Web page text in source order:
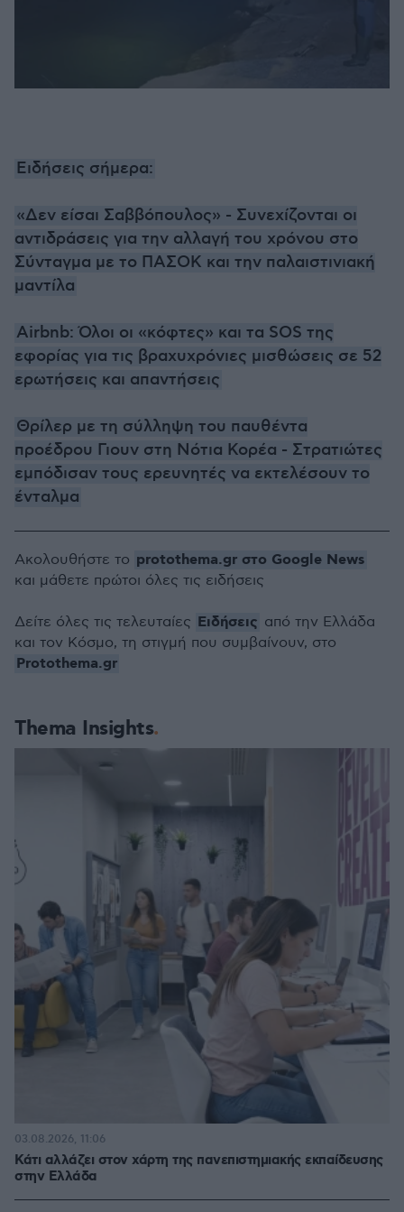
Ειδήσεις σήμερα:
«Δεν είσαι Σαββόπουλος» - Συνεχίζονται οι
αντιδράσεις για την αλλαγή του χρόνου στο
Σύνταγμα με το ΠΑΣΟΚ και την παλαιστινιακή
μαντίλα
Airbnb: Όλοι οι «κόφτες» και τα SOS της
εφορίας για τις βραχυχρόνιες μισθώσεις σε 52
ερωτήσεις και απαντήσεις
Θρίλερ με τη σύλληψη του παυθέντα
προέδρου Γιουν στη Νότια Κορέα - Στρατιώτες
εμπόδισαν τους ερευνητές να εκτελέσουν το
ένταλμα
Thema Insights
Κάτι αλλάζει στον χάρτη της πανεπιστημιακής εκπαίδευσης
στην Ελλάδα
03.08.2026, 11:06
Ακολουθήστε το protothema.gr στο Google News
και μάθετε πρώτοι όλες τις ειδήσεις
Δείτε όλες τις τελευταίες Ειδήσεις από την Ελλάδα
και τον Κόσμο, τη στιγμή που συμβαίνουν, στο
Protothema.gr